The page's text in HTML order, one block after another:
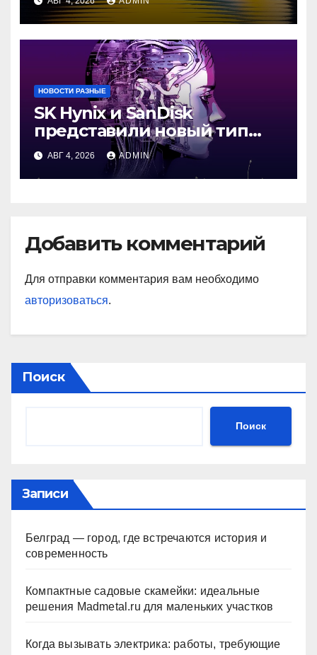
НОВОСТИ РАЗНЫЕ
SK Hynix и SanDisk
представили новый тип
промежуточной памяти
АВГ 4, 2026 ADMIN
Добавить комментарий
Для отправки комментария вам необходимо
авторизоваться.
Поиск
Поиск
Записи
Белград — город, где встречаются история и
современность
Компактные садовые скамейки: идеальные
решения Madmetal.ru для маленьких участков
Когда вызывать электрика: работы, требующие